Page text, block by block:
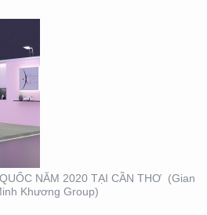
NĂM 2020 TẠI CẦN THƠ (Gian
Khương Group)